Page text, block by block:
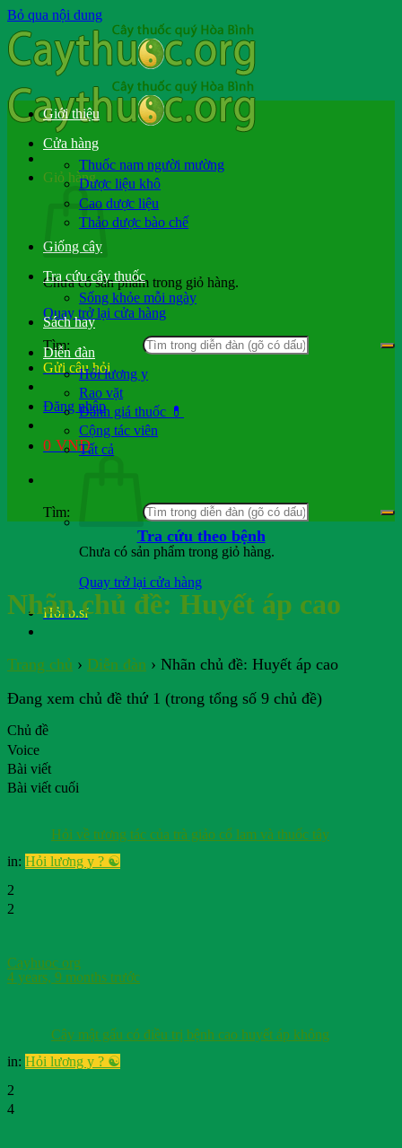
Bỏ qua nội dung
Giỏ hàng
Chưa có sản phẩm trong giỏ hàng.
Quay trở lại cửa hàng
Tìm:
Gửi câu hỏi
Đăng nhập
0 VND
Chưa có sản phẩm trong giỏ hàng.
Quay trở lại cửa hàng
Hỏi b.sĩ
Giới thiệu
Cửa hàng
Thuốc nam người mường
Dược liệu khô
Cao dược liệu
Thảo dược bào chế
Giống cây
Tra cứu cây thuốc
Sống khỏe mỗi ngày
Sách hay
Diễn đàn
Hỏi lương y
Rao vặt
Đánh giá thuốc 💊
Cộng tác viên
Tất cả
Tìm:
Tra cứu theo bệnh
Nhãn chủ đề: Huyết áp cao
Trang chủ › Diễn đàn › Nhãn chủ đề: Huyết áp cao
Đang xem chủ đề thứ 1 (trong tổng số 9 chủ đề)
Chủ đề
Voice
Bài viết
Bài viết cuối
Hỏi về tương tác của trà giảo cổ lam và thuốc tây
in: Hỏi lương y ? ☯️
2
2
Cayhuoc org
4 years, 9 months trước
Cây mật gấu có điều trị bệnh cao huyết áp không
in: Hỏi lương y ? ☯️
2
4